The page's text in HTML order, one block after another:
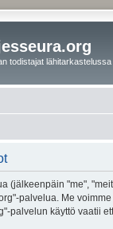
todistajat lähitarkastelussa
(jälkeenpäin "me",
palvelua. Me
palvelun käyttö vaatii